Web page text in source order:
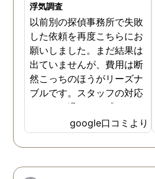
浮気調査
以前別の探偵事務所で失敗
した依頼を再度こちらにお
願いしました。まだ結果は
出ていませんが、費用は断
然こっちのほうがリーズナ
ブルです。スタッフの対応
なんかも温かみを感じま
す。はじめからこちらにす
ればよかったです😢 …
google口コミより